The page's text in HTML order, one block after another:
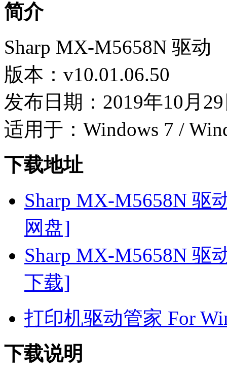
简介
Sharp MX-M5658N 驱动
版本：v10.01.06.50
发布日期：2019年10月
适用于：Windows 7 /
下载地址
Sharp MX-M5658N 驱
网盘]
Sharp MX-M5658N 驱
下载]
打印机驱动管家 For
下载说明